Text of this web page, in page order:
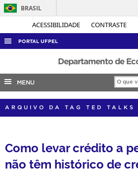
ACESSIBILIDADE CONTRASTE
BRASIL
PORTAL UFPEL
ACESSO À INFORMAÇÃO
AUDITORIA
COBALTO
CONCURSOS
OUVIDORIA
Departamento de
MENU
ARQUIVO DA TAG TED TALKS
Como levar crédito a
não têm histórico de